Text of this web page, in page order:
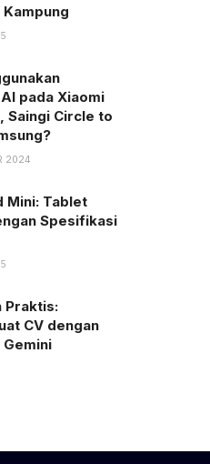
pada Xiaomi
Saingi Circle to
2024
Mini: Tablet
Spesifikasi
Praktis:
CV dengan
Gemini